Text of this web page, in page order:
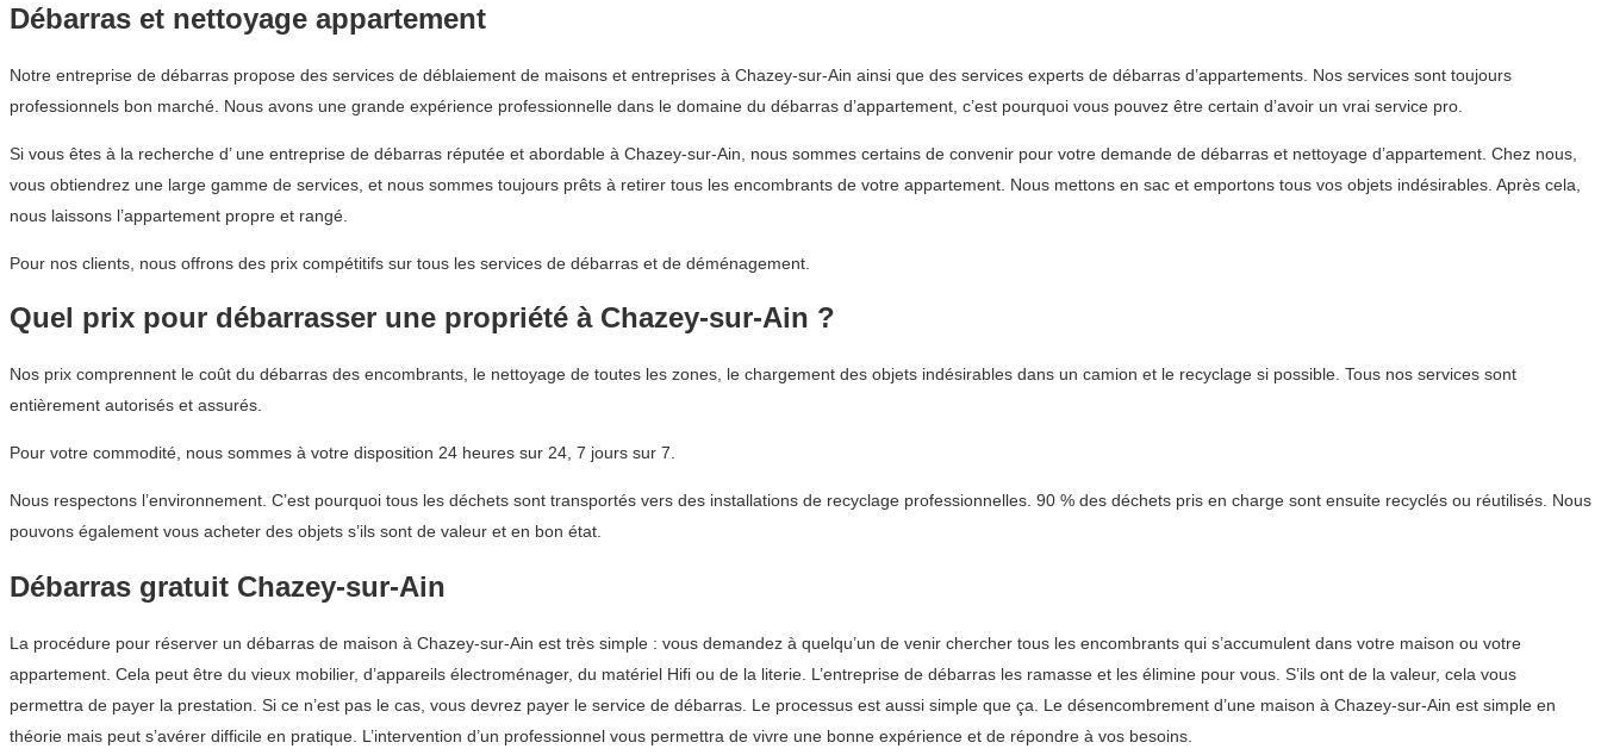
Débarras et nettoyage appartement
Notre entreprise de débarras propose des services de déblaiement de maisons et entreprises à Chazey-sur-Ain ainsi que des services experts de débarras d’appartements. Nos services sont toujours
professionnels bon marché. Nous avons une grande expérience professionnelle dans le domaine du débarras d’appartement, c’est pourquoi vous pouvez être certain d’avoir un vrai service pro.
Si vous êtes à la recherche d’ une entreprise de débarras réputée et abordable à Chazey-sur-Ain, nous sommes certains de convenir pour votre demande de débarras et nettoyage d’appartement. Chez nous,
vous obtiendrez une large gamme de services, et nous sommes toujours prêts à retirer tous les encombrants de votre appartement. Nous mettons en sac et emportons tous vos objets indésirables. Après cela,
nous laissons l’appartement propre et rangé.
Pour nos clients, nous offrons des prix compétitifs sur tous les services de débarras et de déménagement.
Quel prix pour débarrasser une propriété à Chazey-sur-Ain ?
Nos prix comprennent le coût du débarras des encombrants, le nettoyage de toutes les zones, le chargement des objets indésirables dans un camion et le recyclage si possible. Tous nos services sont
entièrement autorisés et assurés.
Pour votre commodité, nous sommes à votre disposition 24 heures sur 24, 7 jours sur 7.
Nous respectons l’environnement. C’est pourquoi tous les déchets sont transportés vers des installations de recyclage professionnelles. 90 % des déchets pris en charge sont ensuite recyclés ou réutilisés. Nous
pouvons également vous acheter des objets s’ils sont de valeur et en bon état.
Débarras gratuit Chazey-sur-Ain
La procédure pour réserver un débarras de maison à Chazey-sur-Ain est très simple : vous demandez à quelqu’un de venir chercher tous les encombrants qui s’accumulent dans votre maison ou votre
appartement. Cela peut être du vieux mobilier, d’appareils électroménager, du matériel Hifi ou de la literie. L’entreprise de débarras les ramasse et les élimine pour vous. S’ils ont de la valeur, cela vous
permettra de payer la prestation. Si ce n’est pas le cas, vous devrez payer le service de débarras. Le processus est aussi simple que ça. Le désencombrement d’une maison à Chazey-sur-Ain est simple en
théorie mais peut s’avérer difficile en pratique. L’intervention d’un professionnel vous permettra de vivre une bonne expérience et de répondre à vos besoins.